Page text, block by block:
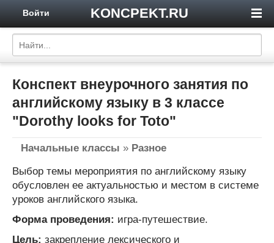
KONCPEKT.RU
Войти
Конспект внеурочного занятия по
английскому языку в 3 классе
"Dorothy looks for Toto"
Начальные классы » Разное
Выбор темы мероприятия по английскому языку
обусловлен ее актуальностью и местом в системе
уроков английского языка.
Форма проведения: игра-путешествие.
Цель: закрепление лексического и